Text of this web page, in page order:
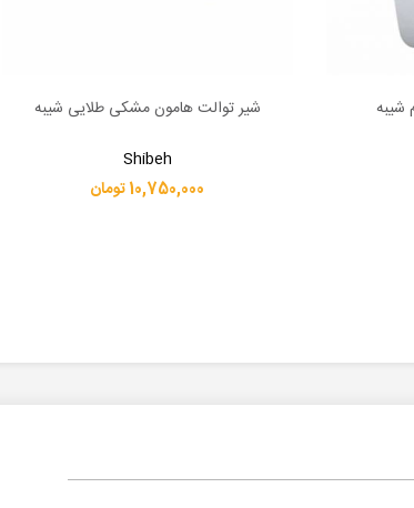
شیبه
اطلاعات بیشتر
شیر توالت هامون مشکی طلایی شیبه
Shibeh
10,750,000 تومان